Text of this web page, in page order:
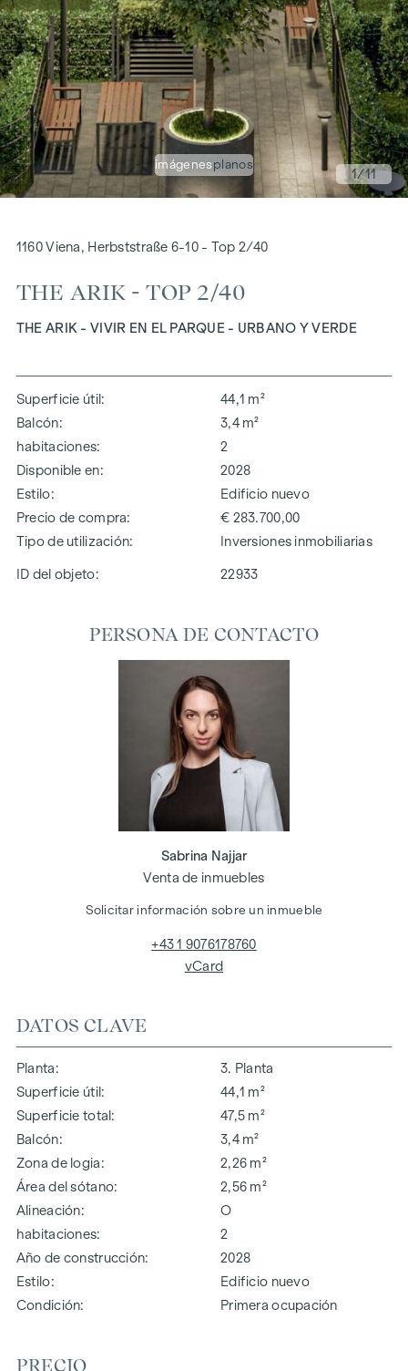
imágenes planos
1/11
1160 Viena, Herbststraße 6-10 - Top 2/40
THE ARIK - TOP 2/40
THE ARIK - VIVIR EN EL PARQUE - URBANO Y VERDE
Superficie útil
44,1 m²
Balcón
3,4 m²
habitaciones
2
Disponible en
2028
Estilo
Edificio nuevo
Precio de compra
€ 283.700,00
Tipo de utilización
Inversiones inmobiliarias
ID del objeto: 22933
DATOS CLAVE
Planta
3. Planta
Superficie útil
44,1 m²
Superficie total
47,5 m²
Balcón
3,4 m²
Zona de logia
2,26 m²
Área del sótano
2,56 m²
Alineación
O
habitaciones
2
Año de construcción
2028
Estilo
Edificio nuevo
Condición
Primera ocupación
PRECIO
PERSONA DE CONTACTO
Sabrina Najjar
Venta de inmuebles
Solicitar información sobre un inmueble
+43 1 9076178760
vCard